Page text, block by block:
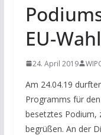
EU-Wahl
24. April 2019
Am 24.04.19
Programms für
besetztes Podium,
begrüßen. An der